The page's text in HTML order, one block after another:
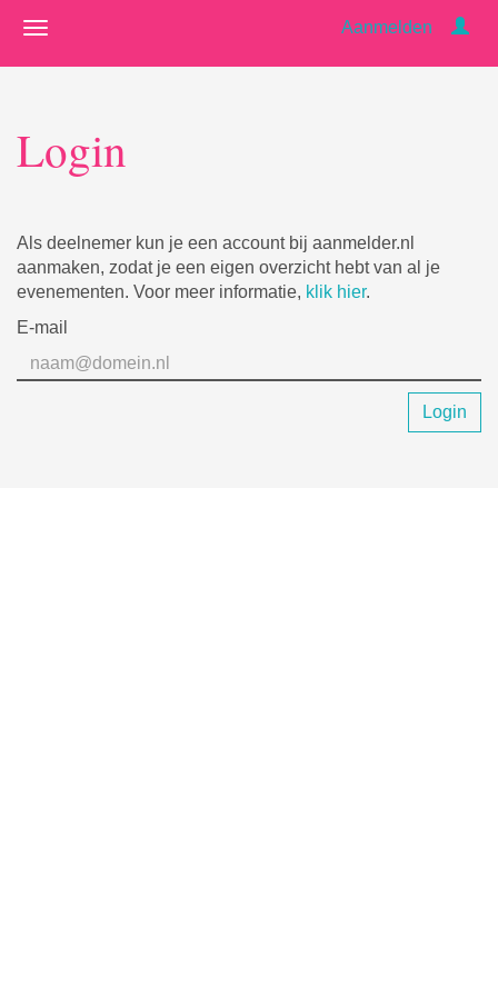
Aanmelden
Login
Als deelnemer kun je een account bij aanmelder.nl
aanmaken, zodat je een eigen overzicht hebt van al je
evenementen. Voor meer informatie, klik hier.
E-mail
Login